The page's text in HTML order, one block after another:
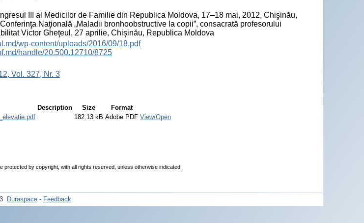
III al Medicilor de Familie din Republica Moldova, 17–18 mai, 2012, Chişinău,
Naţională „Maladii bronhoobstructive la copii”, consacrată profesorului
Victor Gheţeul, 27 aprilie, Chişinău, Republica Moldova
wp-content/uploads/2016/09/18.pdf
handle/20.500.12710/8725
Vol. 327, Nr. 3
Description Size
Format
182.13 kB Adobe PDF View/Open
protected by copyright, with all rights reserved, unless otherwise indicated.
Duraspace - Feedback